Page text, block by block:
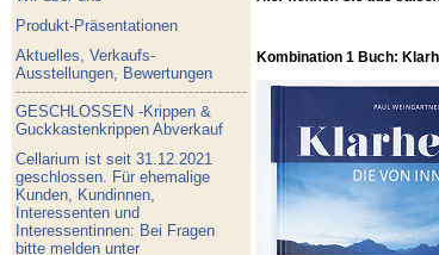
Produkt-Präsentationen
Aktuelles, Verkaufs-
Ausstellungen, Bewertungen
GESCHLOSSEN -Krippen &
Guckkastenkrippen Abverkauf
Cellarium ist seit 31.12.2021
geschlossen. Für ehemalige
Kunden, Kundinnen,
Interessenten und
Interessentinnen: Bei Fragen
bitte melden unter
Kombination 1 Buch: